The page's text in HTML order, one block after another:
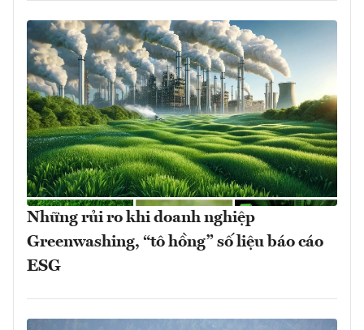
Những rủi ro khi doanh nghiệp
Greenwashing, “tô hồng” số liệu báo cáo
ESG